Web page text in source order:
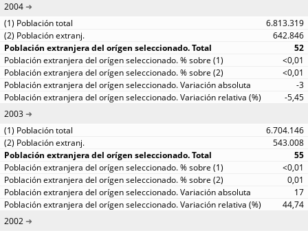
2004
6.813.319
642.846
52
<0,01
<0,01
-3
-5,45
2003
6.704.146
543.008
55
<0,01
0,01
17
44,74
2002